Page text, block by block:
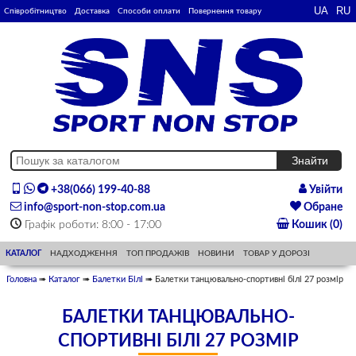
Співробітництво Доставка Способи оплати Повернення товару
+38(066) 199-40-88
info@sport-non-stop.com.ua
Графік роботи: 8:00 - 17:00
Увійти
Обране
Кошик (0)
КАТАЛОГ НАДХОДЖЕННЯ ТОП ПРОДАЖІВ НОВИНИ ТОВАР У ДОРОЗІ
Головна ➠ Каталог ➠ Балетки Білі ➠ Балетки танцювально-спортивні білі 27 розмір
БАЛЕТКИ ТАНЦЮВАЛЬНО-
СПОРТИВНІ БІЛІ 27 РОЗМІР